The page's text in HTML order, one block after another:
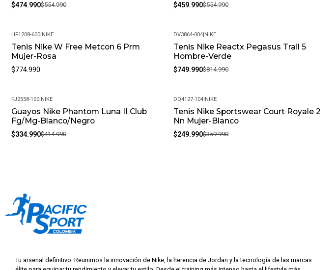
$474.990$554.990 $459.990$554.990
HF1208-600|NIKE
Tenis Nike W Free Metcon 6 Prm
Mujer-Rosa
$774.990
-8%
DV3864-004|NIKE
Tenis Nike Reactx Pegasus Trail 5
Hombre-Verde
$749.990$814.990
-19%
FJ2558-100|NIKE
Guayos Nike Phantom Luna II Club
Fg/Mg-Blanco/Negro
$334.990$414.990
-31%
DQ4127-104|NIKE
Tenis Nike Sportswear Court Royale 2
Nn Mujer-Blanco
$249.990$359.990
Tu arsenal definitivo. Reunimos la innovación de Nike, la herencia de Jordan y la tecnología de las marcas